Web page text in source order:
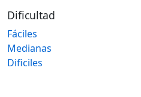
Dificultad
Fáciles
Medianas
Dificiles